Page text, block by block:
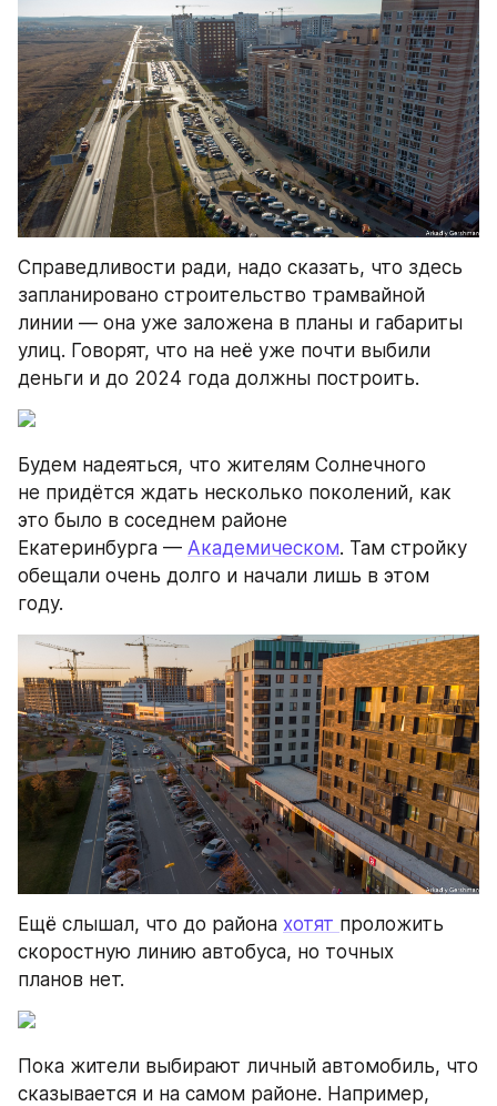
Справедливости ради, надо сказать, что здесь
запланировано строительство трамвайной
линии — она уже заложена в планы и габариты
улиц. Говорят, что на неё уже почти выбили
деньги и до 2024 года должны построить.
Будем надеяться, что жителям Солнечного
не придётся ждать несколько поколений, как
это было в соседнем районе
Екатеринбурга — Академическом. Там стройку
обещали очень долго и начали лишь в этом
году.
Ещё слышал, что до района хотят проложить
скоростную линию автобуса, но точных
планов нет.
Пока жители выбирают личный автомобиль, что
сказывается и на самом районе. Например,